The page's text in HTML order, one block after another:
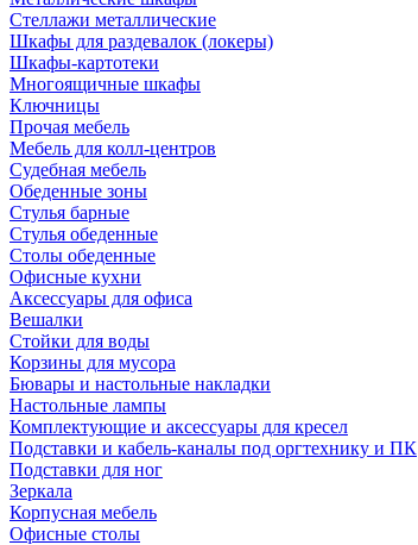
Стеллажи металлические
Шкафы для раздевалок (локеры)
Шкафы-картотеки
Многоящичные шкафы
Ключницы
Прочая мебель
Мебель для колл-центров
Судебная мебель
Обеденные зоны
Стулья барные
Стулья обеденные
Столы обеденные
Офисные кухни
Аксессуары для офиса
Вешалки
Стойки для воды
Корзины для мусора
Бювары и настольные накладки
Настольные лампы
Комплектующие и аксессуары для кресел
Подставки и кабель-каналы под оргтехнику и ПК
Подставки для ног
Зеркала
Корпусная мебель
Офисные столы